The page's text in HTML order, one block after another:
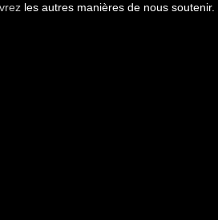
les autres manières de nous soutenir.